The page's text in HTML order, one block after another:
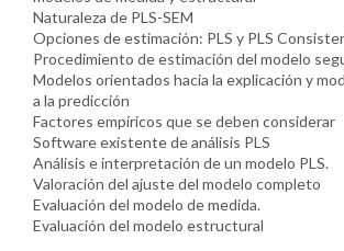
Naturaleza de PLS-SEM
Opciones de estimación: PLS y PLS
Procedimiento de estimación del modelo
Modelos orientados hacia la explicación y
a la predicción
Factores empíricos que se deben considerar
Software existente de análisis PLS
Análisis e interpretación de un modelo PLS.
Valoración del ajuste del modelo completo
Evaluación del modelo de medida.
Evaluación del modelo estructural